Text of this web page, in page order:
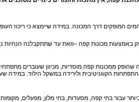
ממכונות קפה מוסדיות, מכיוון שעוברים
הקוגניטיבית ולירידה במשקל הילוד.
עבור בתי קפה, מסעדות, בתי מלון, מפעלים,